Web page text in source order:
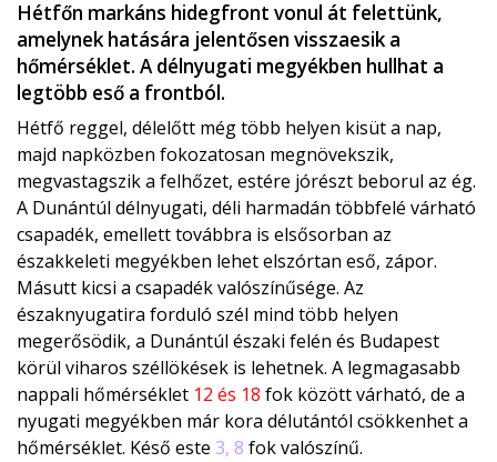
Hétfőn markáns hidegfront vonul át felettünk,
amelynek hatására jelentősen visszaesik a
hőmérséklet. A délnyugati megyékben hullhat a
legtöbb eső a frontból.
Hétfő reggel, délelőtt még több helyen kisüt a nap,
majd napközben fokozatosan megnövekszik,
megvastagszik a felhőzet, estére jórészt beborul az ég.
A Dunántúl délnyugati, déli harmadán többfelé várható
csapadék, emellett továbbra is elsősorban az
északkeleti megyékben lehet elszórtan eső, zápor.
Másutt kicsi a csapadék valószínűsége. Az
északnyugatira forduló szél mind több helyen
megerősödik, a Dunántúl északi felén és Budapest
körül viharos széllökések is lehetnek. A legmagasabb
nappali hőmérséklet 12 és 18 fok között várható, de a
nyugati megyékben már kora délutántól csökkenhet a
hőmérséklet. Késő este 3, 8 fok valószínű.